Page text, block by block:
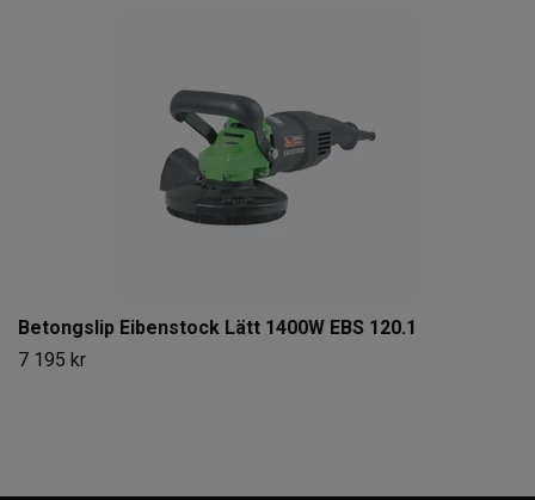
Betongslip Eibenstock Lätt 1400W EBS 120.1
7 195 kr